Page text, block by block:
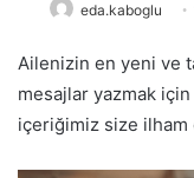
eda.kaboglu
Ailenizin en yeni ve
mesajlar yazmak için
içeriğimiz size ilham